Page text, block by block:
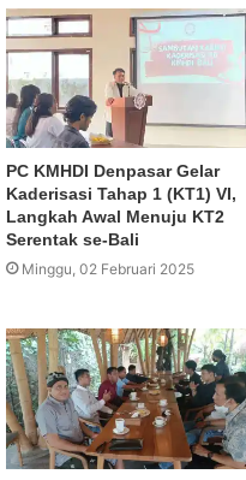
PC KMHDI Denpasar Gelar
Kaderisasi Tahap 1 (KT1) VI,
Langkah Awal Menuju KT2
Serentak se-Bali
Minggu, 02 Februari 2025